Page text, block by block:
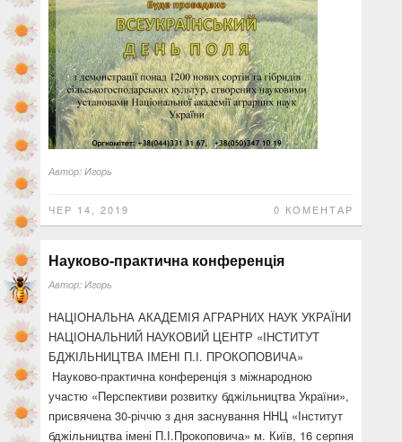
Автор: Игорь
ЧЕР 14, 2019 0 КОМЕНТАР
Науково-практична конференція
Автор: Игорь
НАЦІОНАЛЬНА АКАДЕМІЯ АГРАРНИХ НАУК УКРАЇНИ
НАЦІОНАЛЬНИЙ НАУКОВИЙ ЦЕНТР «ІНСТИТУТ
БДЖІЛЬНИЦТВА ІМЕНІ П.І. ПРОКОПОВИЧА»
Науково-практична конференція з міжнародною
участю «Перспективи розвитку бджільництва України»,
присвячена 30-річчю з дня заснування ННЦ «Інститут
бджільництва імені П.І.Прокоповича» м. Київ, 16 серпня